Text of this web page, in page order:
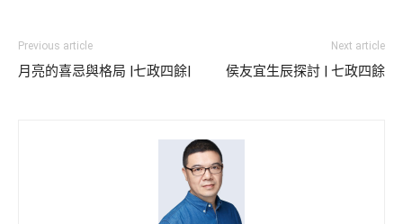
Previous article
月亮的喜忌與格局 |七政四餘|
Next article
侯友宜生辰探討 | 七政四餘